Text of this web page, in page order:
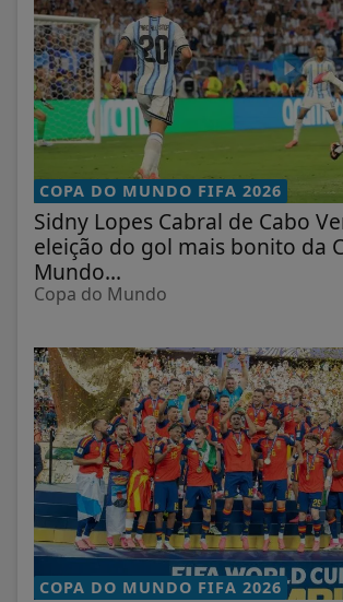
COPA DO MUNDO FIFA 2026
Sidny Lopes Cabral de Cabo
eleição do gol mais bonito da
Mundo...
Copa do Mundo
COPA DO MUNDO FIFA 2026